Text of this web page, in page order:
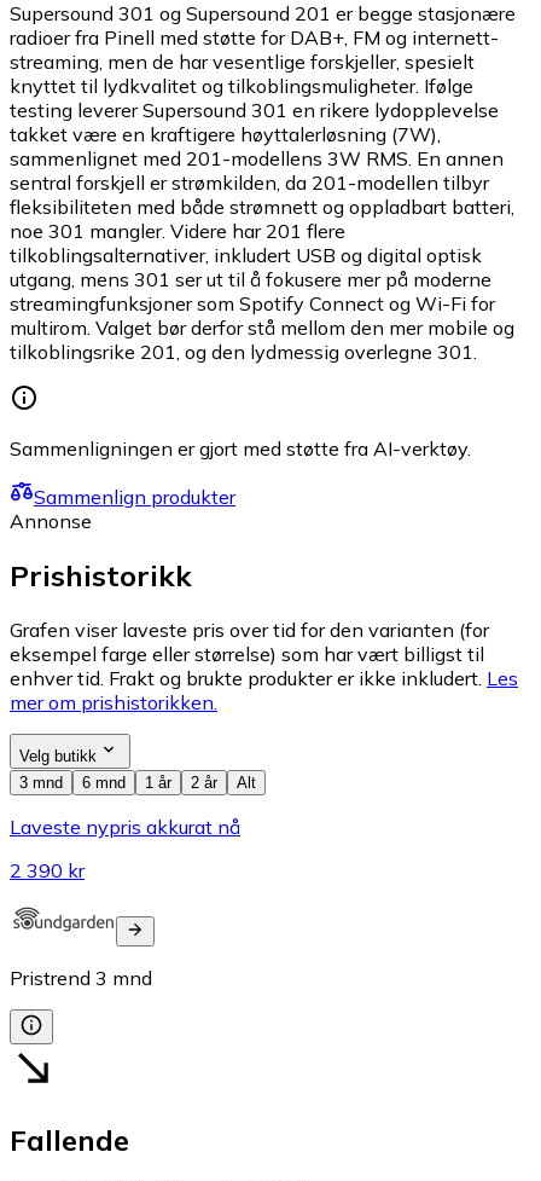
Supersound 301 og Supersound 201 er begge stasjonære
radioer fra Pinell med støtte for DAB+, FM og internett-
streaming, men de har vesentlige forskjeller, spesielt
knyttet til lydkvalitet og tilkoblingsmuligheter. Ifølge
testing leverer Supersound 301 en rikere lydopplevelse
takket være en kraftigere høyttalerløsning (7W),
sammenlignet med 201-modellens 3W RMS. En annen
sentral forskjell er strømkilden, da 201-modellen tilbyr
fleksibiliteten med både strømnett og oppladbart batteri,
noe 301 mangler. Videre har 201 flere
tilkoblingsalternativer, inkludert USB og digital optisk
utgang, mens 301 ser ut til å fokusere mer på moderne
streamingfunksjoner som Spotify Connect og Wi-Fi for
multirom. Valget bør derfor stå mellom den mer mobile og
tilkoblingsrike 201, og den lydmessig overlegne 301.
Sammenligningen er gjort med støtte fra AI-verktøy.
Sammenlign produkter
Annonse
Prishistorikk
Grafen viser laveste pris over tid for den varianten (for
eksempel farge eller størrelse) som har vært billigst til
enhver tid. Frakt og brukte produkter er ikke inkludert. Les
mer om prishistorikken.
Velg butikk
3 mnd
6 mnd 1 år 2 år Alt
Laveste nypris akkurat nå
2 390 kr
Pristrend 3 mnd
Fallende